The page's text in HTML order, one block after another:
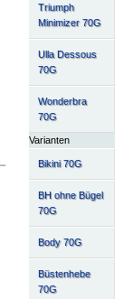
Triumph
Minimizer 70G
Ulla Dessous
70G
Wonderbra
70G
Varianten
Bikini 70G
BH ohne Bügel
70G
Body 70G
Büstenhebe
70G